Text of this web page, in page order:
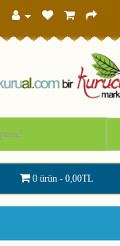
0 ürün - 0,00TL